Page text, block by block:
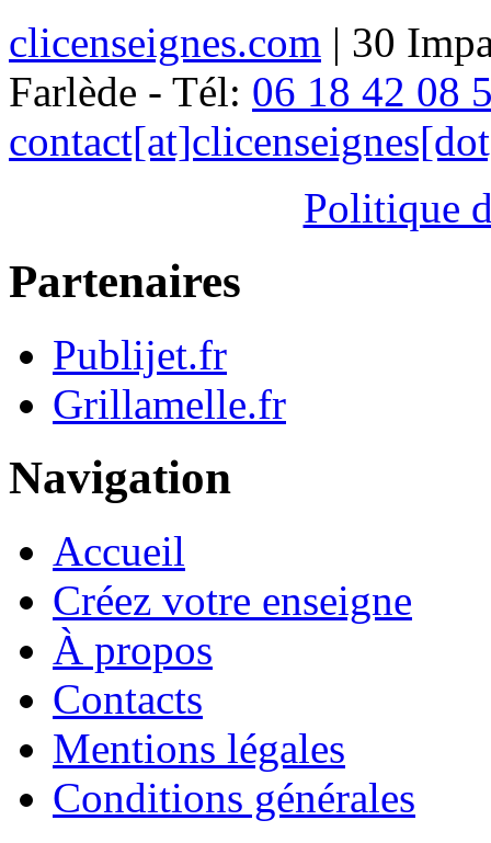
clicenseignes.com | 30
Farlède - Tél: 06 18 42 08
Politique
Partenaires
Publijet.fr
Grillamelle.fr
Navigation
Accueil
Créez votre enseigne
À propos
Contacts
Mentions légales
Conditions générales